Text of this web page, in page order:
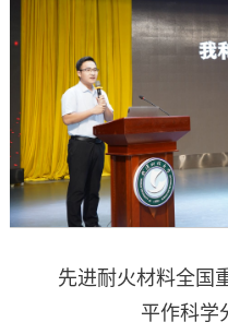
先进耐火材料全国
平作科学